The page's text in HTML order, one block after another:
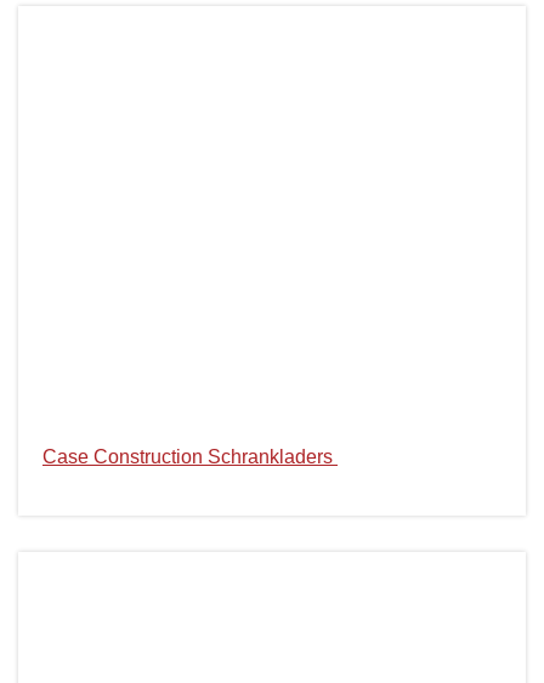
Case Construction Schrankladers